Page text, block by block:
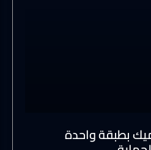
بطبقة واحدة